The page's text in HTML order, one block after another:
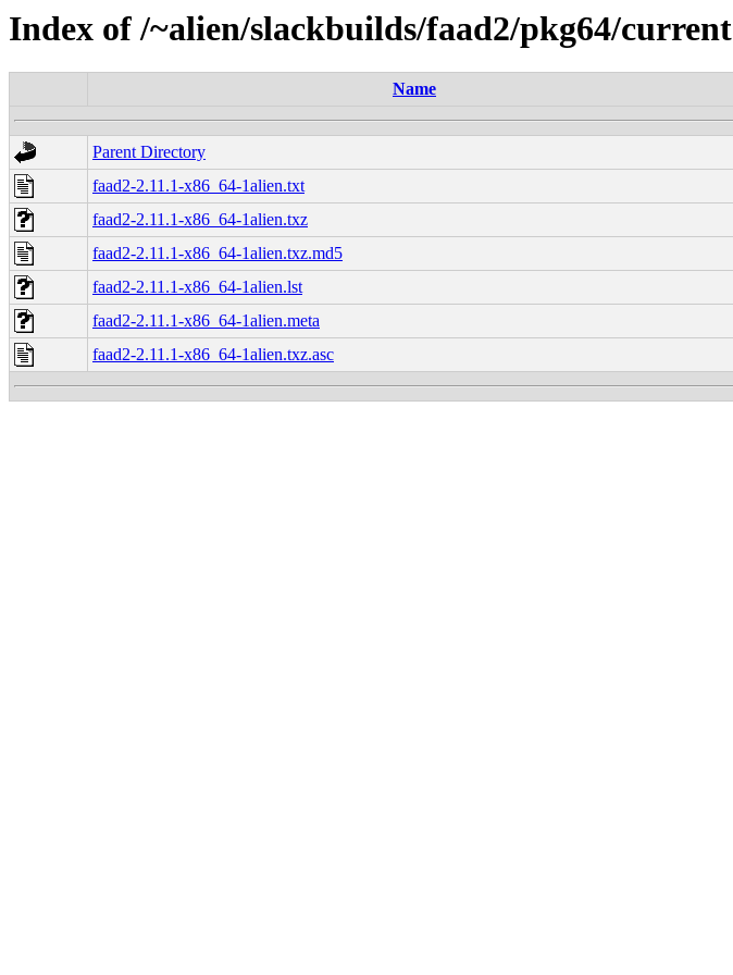
Index of /~alien/slackbuilds/faad2/pkg64/current
Name
Parent Directory
faad2-2.11.1-x86_64-1alien.txt
faad2-2.11.1-x86_64-1alien.txz
faad2-2.11.1-x86_64-1alien.txz.md5
faad2-2.11.1-x86_64-1alien.lst
faad2-2.11.1-x86_64-1alien.meta
faad2-2.11.1-x86_64-1alien.txz.asc